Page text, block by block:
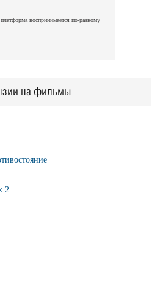
воспринимается по-разному
на фильмы
2